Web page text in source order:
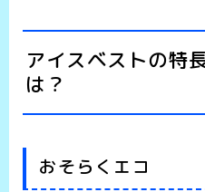
アイスベストの特
は？
おそらくエコ